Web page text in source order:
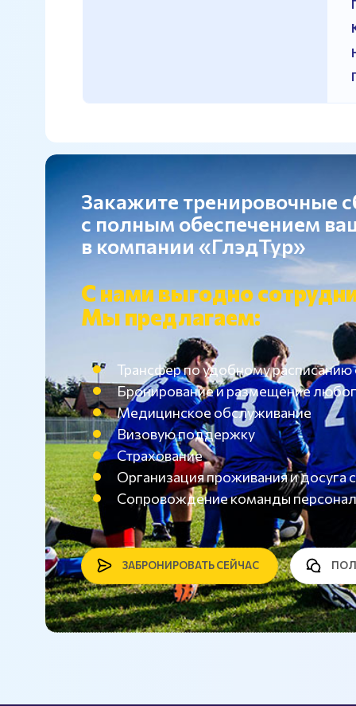
Закажите тренировочные
с полным обеспечением
в компании «ГлэдТур»
С нами выгодно
Мы предлагаем:
Трансфер по удобному
Бронирование и размещение
Медицинское обслуживание
Визовую поддержку
Страхование
Организация проживания и
Сопровождение команды
ЗАБРОНИРОВАТЬ СЕЙЧАС